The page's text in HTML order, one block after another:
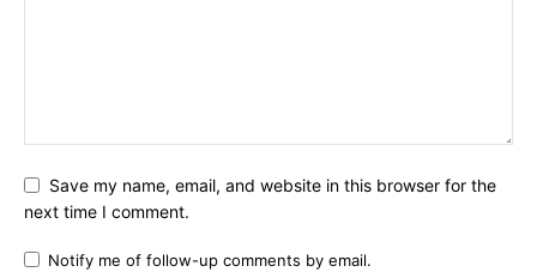
Save my name, email, and website in this browser for the
next time I comment.
Notify me of follow-up comments by email.